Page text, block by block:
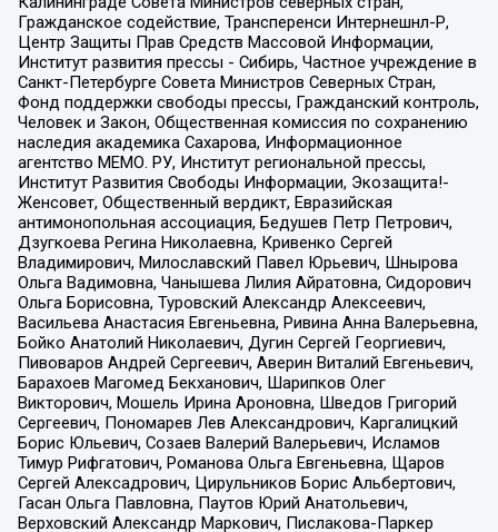
Гражданское содействие, Трансперенси Интернешнл-Р,
Центр Защиты Прав Средств Массовой Информации,
Институт развития прессы - Сибирь, Частное учреждение в
Санкт-Петербурге Совета Министров Северных Стран,
Фонд поддержки свободы прессы, Гражданский контроль,
Человек и Закон, Общественная комиссия по сохранению
наследия академика Сахарова, Информационное
агентство МЕМО. РУ, Институт региональной прессы,
Институт Развития Свободы Информации, Экозащита!-
Женсовет, Общественный вердикт, Евразийская
антимонопольная ассоциация, Бедушев Петр Петрович,
Дзугкоева Регина Николаевна, Кривенко Сергей
Владимирович, Милославский Павел Юрьевич, Шнырова
Ольга Вадимовна, Чанышева Лилия Айратовна, Сидорович
Ольга Борисовна, Туровский Александр Алексеевич,
Васильева Анастасия Евгеньевна, Ривина Анна Валерьевна,
Бойко Анатолий Николаевич, Дугин Сергей Георгиевич,
Пивоваров Андрей Сергеевич, Аверин Виталий Евгеньевич,
Барахоев Магомед Бекханович, Шарипков Олег
Викторович, Мошель Ирина Ароновна, Шведов Григорий
Сергеевич, Пономарев Лев Александрович, Каргалицкий
Борис Юльевич, Созаев Валерий Валерьевич, Исламов
Тимур Рифгатович, Романова Ольга Евгеньевна, Щаров
Сергей Алексадрович, Цирульников Борис Альбертович,
Гасан Ольга Павловна, Паутов Юрий Анатольевич,
Верховский Александр Маркович, Пислакова-Паркер